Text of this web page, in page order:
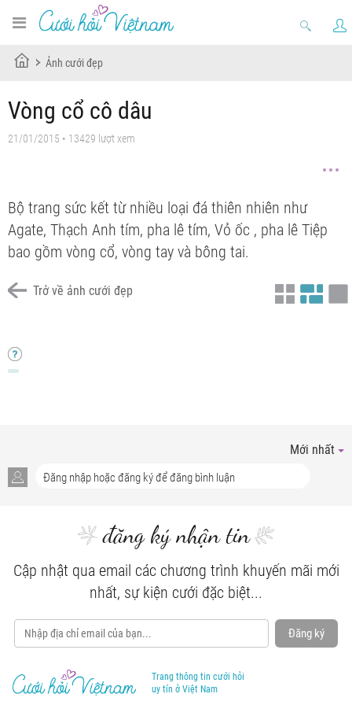
Ảnh cưới đẹp
Vòng cổ cô dâu
21/01/2015 • 13429 lượt xem
Bộ trang sức kết từ nhiều loại đá thiên nhiên như
Agate, Thạch Anh tím, pha lê tím, Vỏ ốc , pha lê Tiệp
bao gồm vòng cổ, vòng tay và bông tai.
Trở về ảnh cưới đẹp
Bộ trang sức đá thiên nhiên Jidini- SB0006PK06
Chưa có tiêu đềBộ trang sức đá thiên nhiên Jidini- SB0008VI01
Bộ trang sức đá thiên nhiên Jidini- SB0009BW06
Bông tai xà cừ Jidini- ER0001BW06.
Bông tai handmade Jidini- ER0009YL03
Bông tai handmade Jidini- ER0009RE01
Bông tai handmade Jidini- ER0009BW05
Bông tai handmade Jidini- ER0009VI02
Bông tai handmade Jidini- ER0009BL03
Bông tai handmade Jidini- ER0008RE01
Bông tai handmade Jidini- ER0008BW02
Bông tai handmade Jidini- ER0006PK06
Bông tai handmade Jidini- ER0005VI02
Bông tai handmade Jidini- ER0005RE01
Bông tai handmade Jidini- ER0003BW02.
Bông tai handmade Jidini- ER0002BW01.
Mới nhất
đăng ký nhận tin
Cập nhật qua email các chương trình khuyến mãi mới
nhất, sự kiện cưới đặc biệt...
Đăng ký
Trang thông tin cưới hỏi
uy tín ở Việt Nam